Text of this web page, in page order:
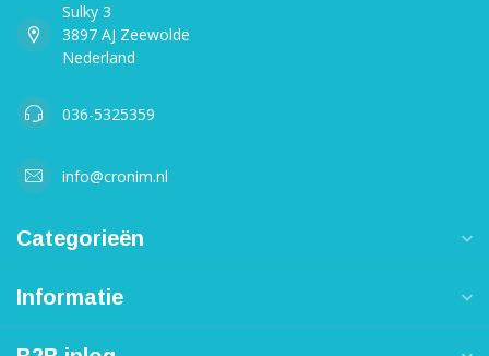
Sulky 3
3897 AJ Zeewolde
Nederland
036-5325359
info@cronim.nl
Categorieën
Informatie